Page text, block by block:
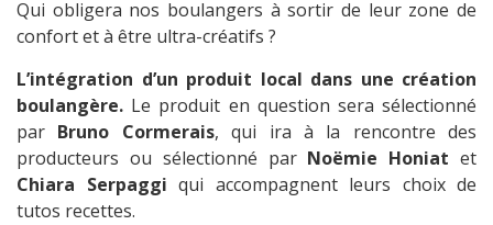
Qui obligera nos boulangers à sortir de leur zone de
confort et à être ultra-créatifs ?
L’intégration d’un produit local dans une création
boulangère. Le produit en question sera sélectionné
par Bruno Cormerais, qui ira à la rencontre des
producteurs ou sélectionné par Noëmie Honiat et
Chiara Serpaggi qui accompagnent leurs choix de
tutos recettes.